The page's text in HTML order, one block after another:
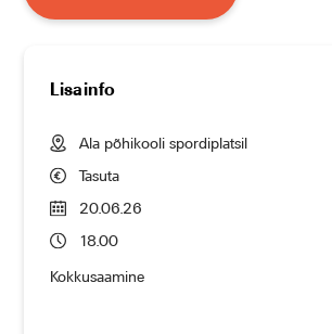
Lisainfo
Ala põhikooli spordiplatsil
Tasuta
20.06.26
18.00
Kokkusaamine